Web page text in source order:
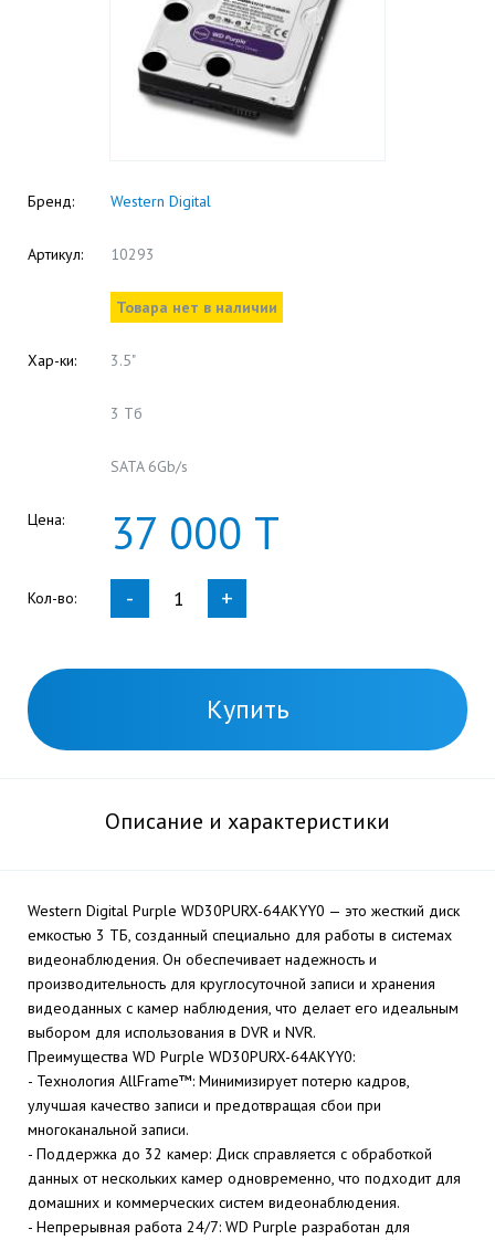
Бренд: Western Digital
Артикул: 10293
Товара нет в наличии
Хар-ки: 3.5"
3 Тб
SATA 6Gb/s
Цена: 37 000 Т
Кол-во: - +
Купить
Описание и характеристики
Western Digital Purple WD30PURX-64AKYY0 — это жесткий диск
емкостью 3 ТБ, созданный специально для работы в системах
видеонаблюдения. Он обеспечивает надежность и
производительность для круглосуточной записи и хранения
видеоданных с камер наблюдения, что делает его идеальным
выбором для использования в DVR и NVR.
Преимущества WD Purple WD30PURX-64AKYY0:
- Технология AllFrame™: Минимизирует потерю кадров,
улучшая качество записи и предотвращая сбои при
многоканальной записи.
- Поддержка до 32 камер: Диск справляется с обработкой
данных от нескольких камер одновременно, что подходит для
домашних и коммерческих систем видеонаблюдения.
- Непрерывная работа 24/7: WD Purple разработан для